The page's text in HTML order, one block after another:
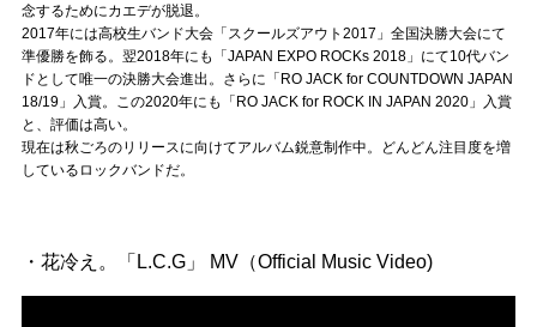
念するためにカエデが脱退。
2017年には高校生バンド大会「スクールズアウト2017」全国決勝大会にて
準優勝を飾る。翌2018年にも「JAPAN EXPO ROCKs 2018」にて10代バン
ドとして唯一の決勝大会進出。さらに「RO JACK for COUNTDOWN JAPAN
18/19」入賞。この2020年にも「RO JACK for ROCK IN JAPAN 2020」入賞
と、評価は高い。
現在は秋ごろのリリースに向けてアルバム鋭意制作中。どんどん注目度を増
しているロックバンドだ。
・花冷え。「L.C.G」 MV（Official Music Video)